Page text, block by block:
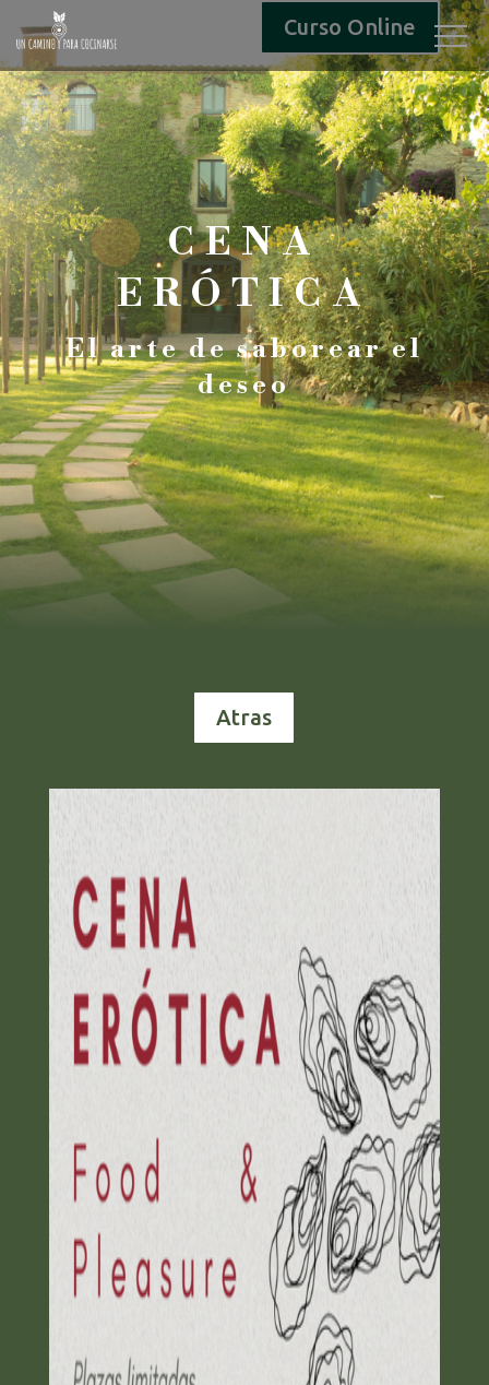
Curso Online
CENA
ERÓTICA
El arte de saborear el
deseo
Atras